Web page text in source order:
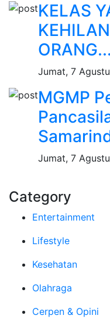
KELAS
ORANG...
Jumat, 7
MGMP
Jumat, 7
Category
Entertainment
Lifestyle
Kesehatan
Olahraga
Cerpen & Opini